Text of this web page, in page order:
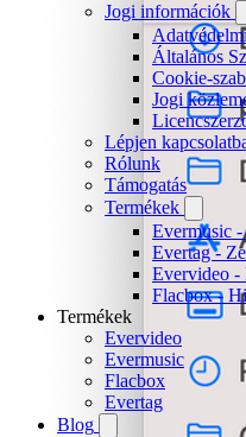
Jogi információk
Általános
Cookie-
Jogi
Lépjen
Rólunk
Támogatás
Termékek
Evermusic
Evertag -
Evervideo -
Flacbox -
Termékek
Evervideo
Evermusic
Flacbox
Evertag
Blog